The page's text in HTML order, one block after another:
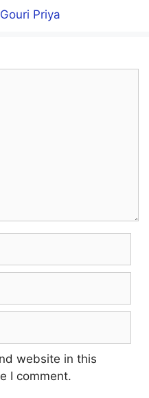
Priya
website in this
I comment.